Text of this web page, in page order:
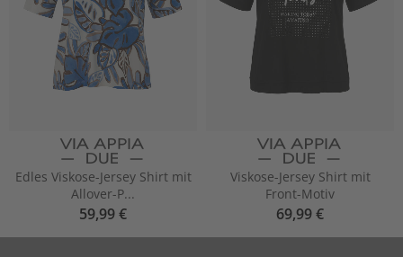
Edles Viskose-Jersey Shirt mit
Allover-P...
59,99 €
Viskose-Jersey Shirt mit
Front-Motiv
69,99 €